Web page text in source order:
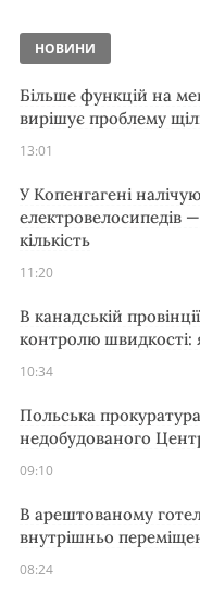
НОВИНИ
Більше функцій на
вирішує проблему
13:01
У Копенгагені
електровелосипедів
кількість
11:20
В канадській
контролю швидкості:
10:34
Польська
недобудованого
09:10
В арештованому
внутрішньо
08:24